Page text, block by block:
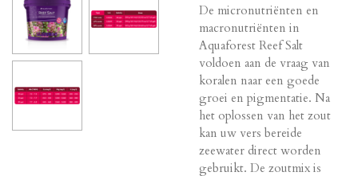
De micronutriënten en
macronutriënten in
Aquaforest Reef Salt
voldoen aan de vraag van
koralen naar een goede
groei en pigmentatie. Na
het oplossen van het zout
kan uw vers bereide
zeewater direct worden
gebruikt. De zoutmix is ​​